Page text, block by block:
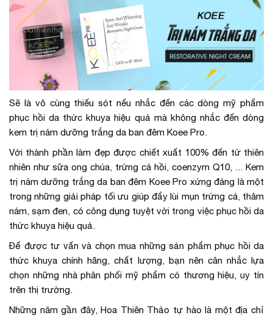
Sẽ là vô cùng thiếu sót nếu nhắc đến các dòng mỹ phẩm
phục hồi da thức khuya hiệu quả mà không nhắc đến dòng
kem trị nám dưỡng trắng da ban đêm Koee Pro.
Với thành phần làm đẹp được chiết xuất 100% đến từ thiên
nhiên như sữa ong chúa, trứng cá hồi, coenzym Q10, ... Kem
trị nám dưỡng trắng da ban đêm Koee Pro xứng đáng là một
trong những giải pháp tối ưu giúp đẩy lùi mụn trứng cá, thâm
nám, sạm đen, có công dụng tuyệt vời trong việc phục hồi da
thức khuya hiệu quả.
Để được tư vấn và chọn mua những sản phẩm phục hồi da
thức khuya chính hãng, chất lượng, bạn nên cân nhắc lựa
chọn những nhà phân phối mỹ phẩm có thương hiệu, uy tín
trên thị trường.
Những năm gần đây, Hoa Thiên Thảo tự hào là một địa chỉ